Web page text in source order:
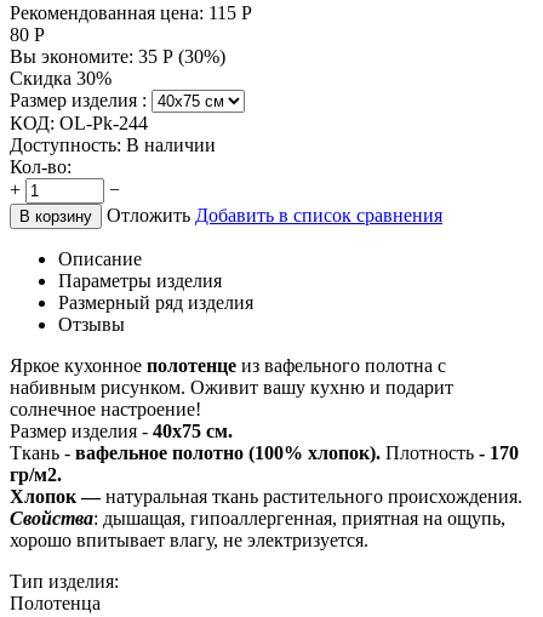
Рекомендованная цена: 115 Р
80 Р
Вы экономите: 35 Р (30%)
Скидка 30%
Размер изделия :
КОД: OL-Pk-244
Доступность: В наличии
Кол-во:
+
−
В корзину Отложить Добавить в список сравнения
Описание
Параметры изделия
Размерный ряд изделия
Отзывы
Яркое кухонное полотенце из вафельного полотна с
набивным рисунком. Оживит вашу кухню и подарит
солнечное настроение!
Размер изделия - 40х75 см.
Ткань - вафельное полотно (100% хлопок). Плотность - 170
гр/м2.
Хлопок —натуральная ткань растительного происхождения.
Свойства: дышащая, гипоаллергенная, приятная на ощупь,
хорошо впитывает влагу, не электризуется.
Тип изделия:
Полотенца